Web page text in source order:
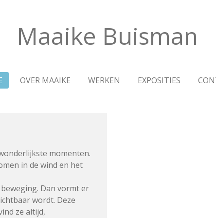
Maaike Buisman
OVER MAAIKE WERKEN EXPOSITIES
momenten.
in de wind en het
Dan vormt er
wordt. Deze
ze altijd,